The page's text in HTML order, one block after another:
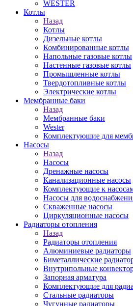
WESTER
Котлы
Назад
Котлы
Дизельные котлы
Комбинированные котлы
Напольные газовые котлы
Настенные газовые котлы
Промышленные котлы
Твердотопливные котлы
Электрические котлы
Мембранные баки
Назад
Мембранные баки
Wester
Комплектуюшие для
Насосы
Назад
Насосы
Дренажные насосы
Канализационные насосы
Комплектующие к
Насосы для
Скваженные насосы
Циркуляционные насосы
Радиаторы отопления
Назад
Радиаторы отопления
Алюминиевые радиаторы
Биметаллические
Внутрипольные
Запорная арматура
Комплектующие для
Стальные радиаторы
Чугунные радиаторы